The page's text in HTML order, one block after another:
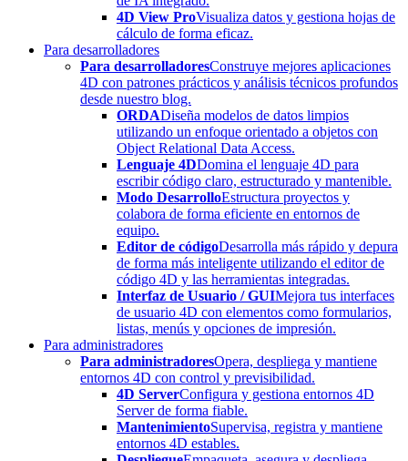
4D View ProVisualiza datos y gestiona hojas de
cálculo de forma eficaz.
Para desarrolladores
Para desarrolladoresConstruye mejores aplicaciones
4D con patrones prácticos y análisis técnicos profundos
desde nuestro blog.
ORDADiseña modelos de datos limpios
utilizando un enfoque orientado a objetos con
Object Relational Data Access.
Lenguaje 4DDomina el lenguaje 4D para
escribir código claro, estructurado y mantenible.
Modo DesarrolloEstructura proyectos y
colabora de forma eficiente en entornos de
equipo.
Editor de códigoDesarrolla más rápido y depura
de forma más inteligente utilizando el editor de
código 4D y las herramientas integradas.
Interfaz de Usuario / GUIMejora tus interfaces
de usuario 4D con elementos como formularios,
listas, menús y opciones de impresión.
Para administradores
Para administradoresOpera, despliega y mantiene
entornos 4D con control y previsibilidad.
4D ServerConfigura y gestiona entornos 4D
Server de forma fiable.
MantenimientoSupervisa, registra y mantiene
entornos 4D estables.